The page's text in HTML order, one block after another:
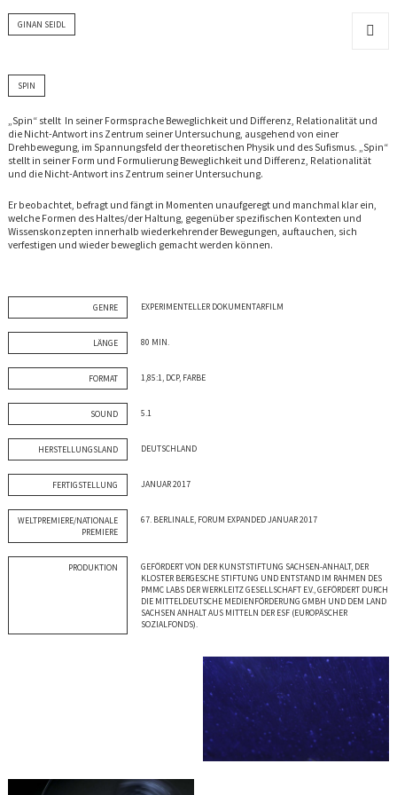
GINAN SEIDL
SPIN
„Spin“ stellt In seiner Formsprache Beweglichkeit und Differenz, Relationalität und
die Nicht-Antwort ins Zentrum seiner Untersuchung, ausgehend von einer
Drehbewegung, im Spannungsfeld der theoretischen Physik und des Sufismus. „Spin“
stellt in seiner Form und Formulierung Beweglichkeit und Differenz, Relationalität
und die Nicht-Antwort ins Zentrum seiner Untersuchung.
Er beobachtet, befragt und fängt in Momenten unaufgeregt und manchmal klar ein,
welche Formen des Haltes/der Haltung, gegenüber spezifischen Kontexten und
Wissenskonzepten innerhalb wiederkehrender Bewegungen, auftauchen, sich
verfestigen und wieder beweglich gemacht werden können.
GENRE EXPERIMENTELLER DOKUMENTARFILM
LÄNGE 80 MIN.
FORMAT 1,85:1, DCP, FARBE
SOUND 5.1
HERSTELLUNGSLAND DEUTSCHLAND
FERTIGSTELLUNG JANUAR 2017
WELTPREMIERE/NATIONALE
PREMIERE
67. BERLINALE, FORUM EXPANDED JANUAR 2017
PRODUKTION
GEFÖRDERT VON DER KUNSTSTIFTUNG SACHSEN-ANHALT, DER
KLOSTER BERGESCHE STIFTUNG UND ENTSTAND IM RAHMEN DES
PMMC LABS DER WERKLEITZ GESELLSCHAFT E.V., GEFÖRDERT DURCH
DIE MITTELDEUTSCHE MEDIENFÖRDERUNG GMBH UND DEM LAND
SACHSEN ANHALT AUS MITTELN DER ESF (EUROPÄSCHER
SOZIALFONDS).